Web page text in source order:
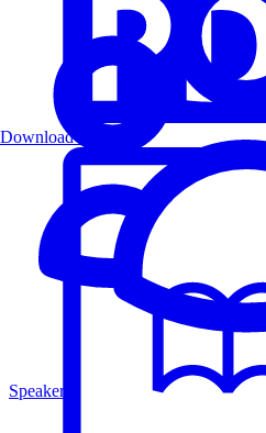
Speakers
Download PDF